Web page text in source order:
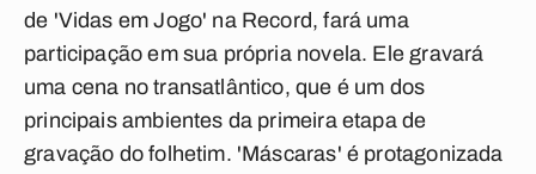
de 'Vidas em Jogo' na Record, fará uma
participação em sua própria novela. Ele gravará
uma cena no transatlântico, que é um dos
principais ambientes da primeira etapa de
gravação do folhetim. 'Máscaras' é protagonizada